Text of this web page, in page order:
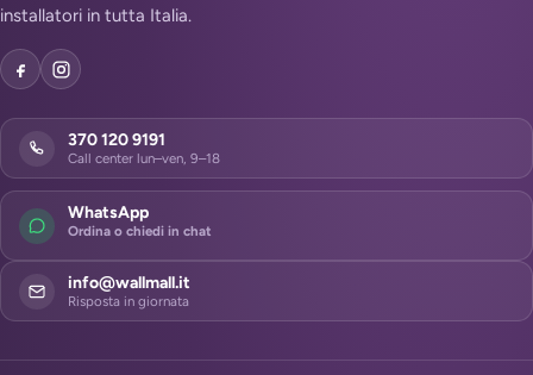
installatori in tutta Italia.
370 120 9191
Call center lun–ven, 9–18
WhatsApp
Ordina o chiedi in chat
info@wallmall.it
Risposta in giornata